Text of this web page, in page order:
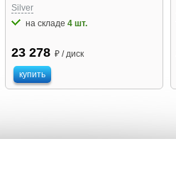
Silver
на складе 4 шт.
23 278 ₽ / диск
купить